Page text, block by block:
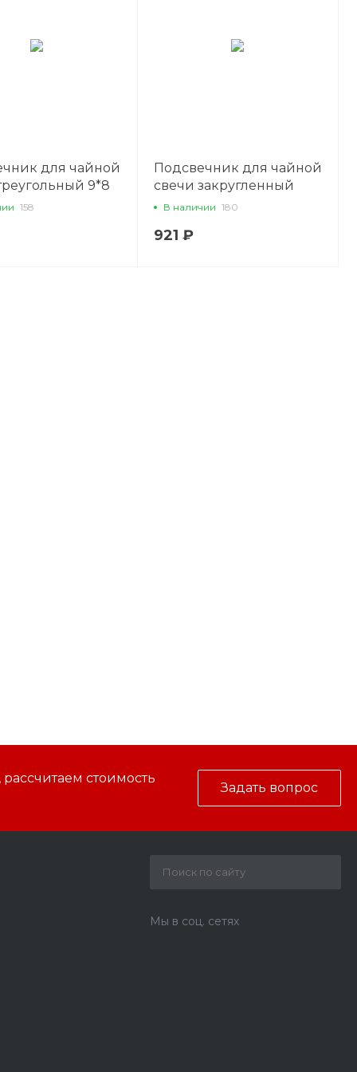
для чайной
9*8
P.L. -
158
Подсвечник для чайной
свечи закругленный
5,7*5,7 см, нержавейка,
В наличии 180
921 ₽
стоимость
Задать вопрос
Мы в соц. сетях